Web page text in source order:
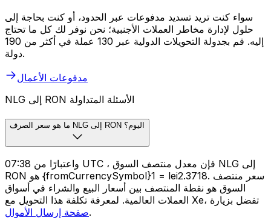
سواء كنت تريد تسديد مدفوعات عبر الحدود، أو كنت بحاجة إلى
حلول لإدارة مخاطر العملات الأجنبية؛ نحن نوفر لك كل ما تحتاج
إليه. قم بجدولة التحويلات الدولية عبر 130 عملة في أكثر من 190
دولة.
مدفوعات الأعمال
NLG إلى RON الأسئلة المتداولة
ما هو سعر الصرف NLG إلى RON اليوم؟
واعتبارًا من 07:38 UTC ، فإن معدل منتصف السوق NLG إلى
RON هو {fromCurrencySymbol}1 = lei2.3718. سعر منتصف
السوق هو نقطة المنتصف بين أسعار البيع والشراء في أسواق
العملات العالمية. لمعرفة تكلفة هذا التحويل مع Xe، تفضل بزيارة
صفحة إرسال الأموال.